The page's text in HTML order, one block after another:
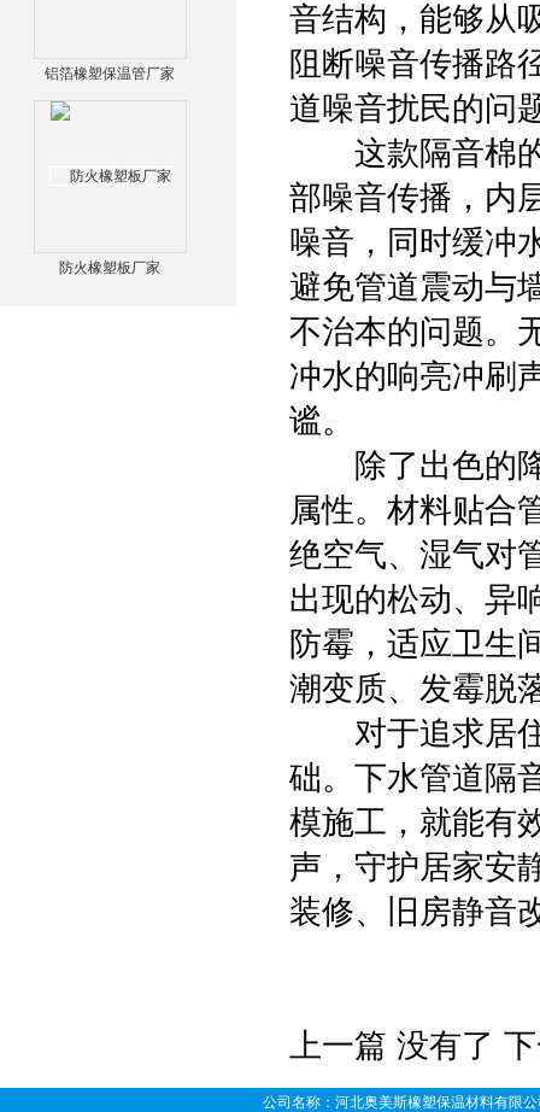
铝箔橡塑保温管厂家
防火橡塑板厂家
音结构，能够从
阻断噪音传播路
道噪音扰民的问
这款隔音棉的
部噪音传播，内
噪音，同时缓冲
避免管道震动与
不治本的问题。
冲水的响亮冲刷
谧。
除了出色的降
属性。材料贴合
绝空气、湿气对
出现的松动、异
防霉，适应卫生
潮变质、发霉脱
对于追求居住
础。下水管道隔
模施工，就能有
声，守护居家安
装修、旧房静音
上一篇 没有了
公司名称：河北奥美斯橡塑保温材料有